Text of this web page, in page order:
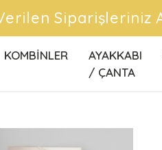
KOMBİNLER
AYAKKABI
/ ÇANTA